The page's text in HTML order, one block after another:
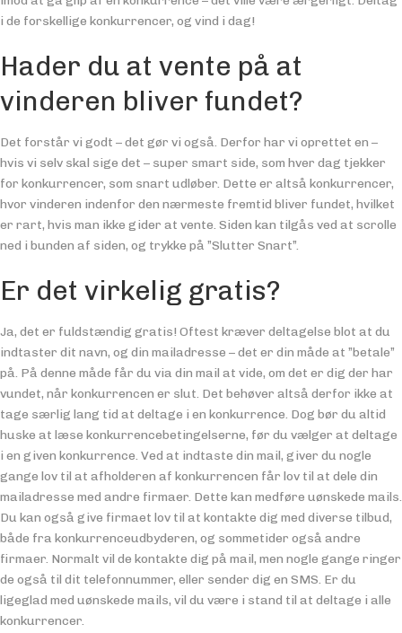
i de forskellige konkurrencer, og vind i dag!
Hader du at vente på at
vinderen bliver fundet?
Det forstår vi godt – det gør vi også. Derfor har vi oprettet en –
hvis vi selv skal sige det – super smart side, som hver dag tjekker
for konkurrencer, som snart udløber. Dette er altså konkurrencer,
hvor vinderen indenfor den nærmeste fremtid bliver fundet, hvilket
er rart, hvis man ikke gider at vente. Siden kan tilgås ved at scrolle
ned i bunden af siden, og trykke på ”Slutter Snart”.
Er det virkelig gratis?
Ja, det er fuldstændig gratis! Oftest kræver deltagelse blot at du
indtaster dit navn, og din mailadresse – det er din måde at ”betale”
på. På denne måde får du via din mail at vide, om det er dig der har
vundet, når konkurrencen er slut. Det behøver altså derfor ikke at
tage særlig lang tid at deltage i en konkurrence. Dog bør du altid
huske at læse konkurrencebetingelserne, før du vælger at deltage
i en given konkurrence. Ved at indtaste din mail, giver du nogle
gange lov til at afholderen af konkurrencen får lov til at dele din
mailadresse med andre firmaer. Dette kan medføre uønskede mails.
Du kan også give firmaet lov til at kontakte dig med diverse tilbud,
både fra konkurrenceudbyderen, og sommetider også andre
firmaer. Normalt vil de kontakte dig på mail, men nogle gange ringer
de også til dit telefonnummer, eller sender dig en SMS. Er du
ligeglad med uønskede mails, vil du være i stand til at deltage i alle
konkurrencer.